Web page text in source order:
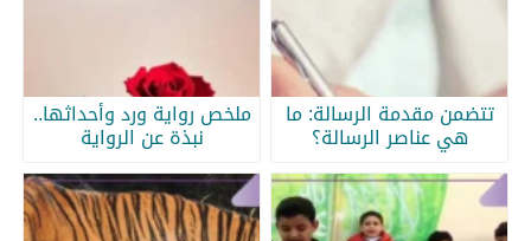
تتضمن مقدمة الرسالة: ما
هي عناصر الرسالة؟
ملخص رواية ورد وأحداثها..
نبذة عن الرواية